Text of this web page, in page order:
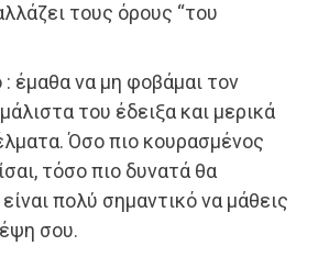
τους όρους “του
: έμαθα να μη φοβάμαι τον
του έδειξα και μερικά
Όσο πιο κουρασμένος
τόσο πιο δυνατά θα
είναι πολύ σημαντικό να μάθεις
σου.